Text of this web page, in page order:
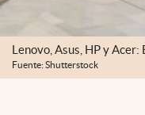
Lenovo, Asus, HP y
Fuente: Shutterstock